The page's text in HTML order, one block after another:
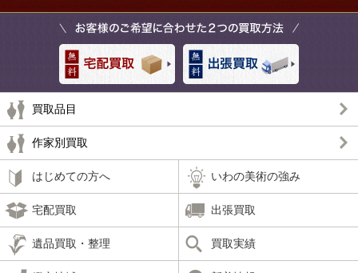
買取品目
作家別買取
はじめての方へ いわの美術の強み
宅配買取 出張買取
遺品買取・整理 買取実績